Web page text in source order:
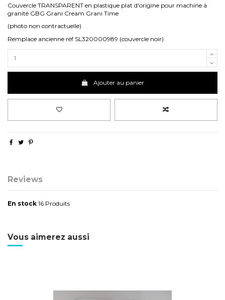
Couvercle TRANSPARENT en plastique plat d'origine pour machine à
granité GBG Grani Cream Grani Time
(photo non contractuelle)
Remplace ancienne réf SL320000989 (couvercle noir)
Ajouter au panier
Reviews
En stock 16 Produits
Vous aimerez aussi